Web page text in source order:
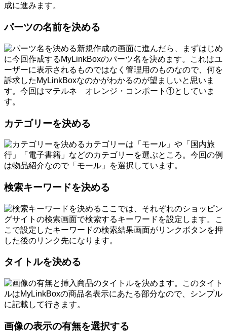
成に進みます。
パーツの名前を決める
新規作成の画面に進んだら、まずはじめ
に今回作成するMyLinkBoxのパーツ名を決めます。これはユ
ーザーに表示されるものではなく管理用のものなので、何を
訴求したMyLinkBoxなのかがわかるのが望ましいと思いま
す。今回はマテルネ オレンジ・コンポート①としていま
す。
カテゴリーを決める
カテゴリーは「モール」や「国内旅
行」「電子書籍」などのカテゴリーを選ぶところ。今回の例
は物品紹介なので「モール」を選択しています。
検索キーワードを決める
ここでは、それぞれのショッピン
グサイトの検索画面で検索するキーワードを設定します。こ
こで設定したキーワードの検索結果画面がリンクボタンを押
した後のリンク先になります。
タイトルを決める
商品のタイトルを決めます。このタイト
ルはMyLinkBoxの商品名表示にあたる部分なので、シンプル
に記載して行きます。
画像の表示の有無を選択する